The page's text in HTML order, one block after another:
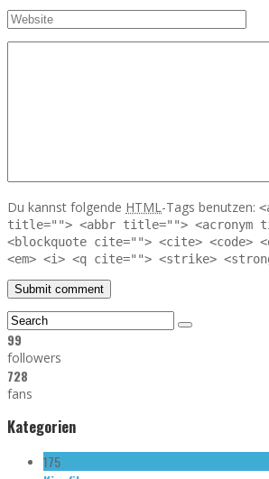
Du kannst folgende HTML -Tags benutzen:
title=""> <abbr title=""> <acronym
<blockquote cite=""> <cite> <code>
<em> <i> <q cite=""> <strike>
99
followers
728
fans
Kategorien
175